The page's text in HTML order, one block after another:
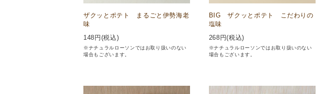
ザクッとポテト まるごと伊勢海老
味
148 円(税込)
※ナチュラルローソンではお取り扱いのない
場合もございます。
BIG ザクッとポテト こだわりの
塩味
268 円(税込)
※ナチュラルローソンではお取り扱いのない
場合もございます。